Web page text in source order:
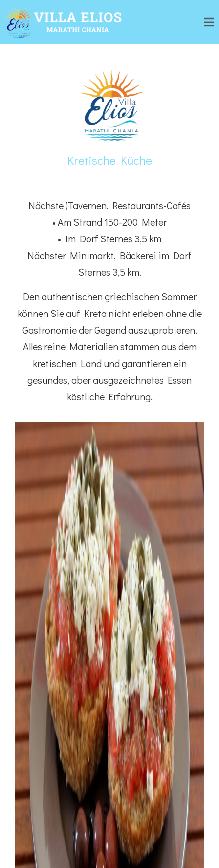
Kretische Küche
Nächste (Tavernen, Restaurants-Cafés
• Am Strand 150-200 Meter
• Im Dorf Sternes 3,5 km
Nächster Minimarkt, Bäckerei im Dorf
Sternes 3,5 km.
Den authentischen griechischen Sommer
können Sie auf Kreta nicht erleben ohne die
Gastronomie der Gegend auszuprobieren.
Alles reine Materialien stammen aus dem
kretischen Land und garantieren ein
gesundes, aber ausgezeichnetes Essen
köstliche Erfahrung.